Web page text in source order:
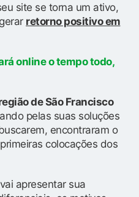
site se torna um ativo,
retorno positivo em
online o tempo todo,
de São Francisco
pelas suas soluções
encontraram o
colocações dos
apresentar sua